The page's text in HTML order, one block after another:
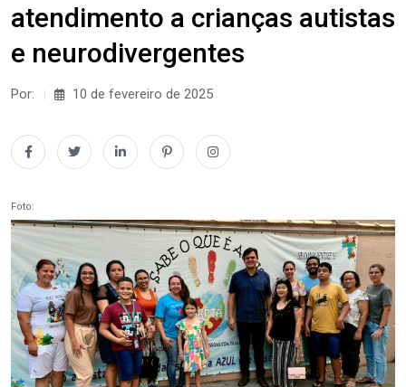
atendimento a crianças autistas
e neurodivergentes
Por: 10 de fevereiro de 2025
Foto: